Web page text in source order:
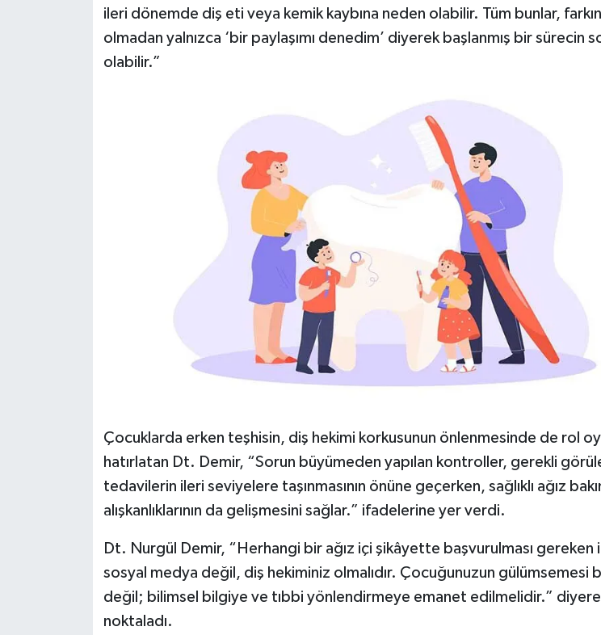
ileri dönemde diş eti veya kemik kaybına neden olabilir. Tüm bunlar,
olmadan yalnızca ‘bir paylaşımı denedim’ diyerek başlanmış bir sürecin
olabilir.”
Çocuklarda erken teşhisin, diş hekimi korkusunun önlenmesinde de rol
hatırlatan Dt. Demir, “Sorun büyümeden yapılan kontroller, gerekli
tedavilerin ileri seviyelere taşınmasının önüne geçerken, sağlıklı ağız
alışkanlıklarının da gelişmesini sağlar.” ifadelerine yer verdi.
Dt. Nurgül Demir, “Herhangi bir ağız içi şikâyette başvurulması gereken
sosyal medya değil, diş hekiminiz olmalıdır. Çocuğunuzun gülümsemesi
değil; bilimsel bilgiye ve tıbbi yönlendirmeye emanet edilmelidir.”
noktaladı.